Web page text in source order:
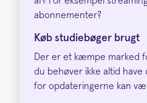
abonnementer?
Køb studiebøger brugt
Der er et kæmpe marked
du behøver ikke altid have
for opdateringerne kan